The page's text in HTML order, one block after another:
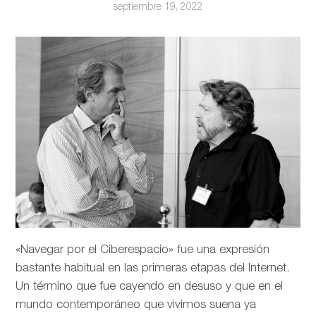
septiembre 19, 2022
«Navegar por el Ciberespacio» fue una expresión
bastante habitual en las primeras etapas del Internet.
Un término que fue cayendo en desuso y que en el
mundo contemporáneo que vivimos suena ya